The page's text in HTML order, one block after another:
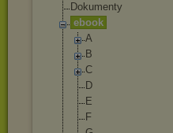
Dokumenty
ebook
A
B
C
D
E
F